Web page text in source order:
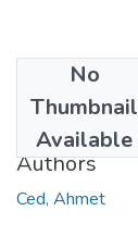
No
Thumbnail
Available
2024-02-23
Authors
Ced, Ahmet